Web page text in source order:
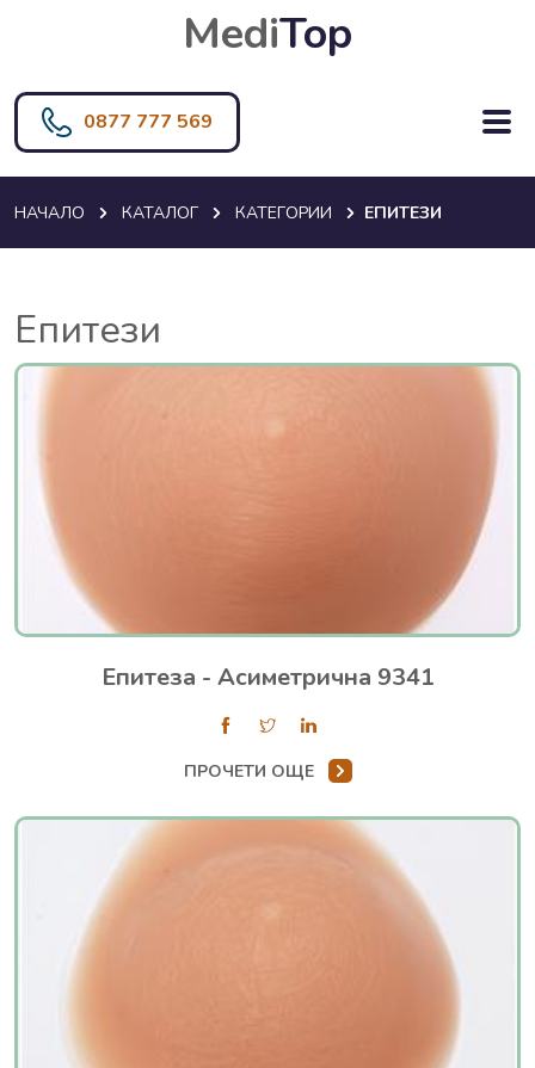
MediTop
0877 777 569
НАЧАЛО КАТАЛОГ КАТЕГОРИИ ЕПИТЕЗИ
Епитези
Епитеза - Асиметрична 9341
ПРОЧЕТИ ОЩЕ